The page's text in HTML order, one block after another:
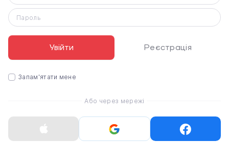
Пароль
Увійти Реєстрація
Запам'ятати мене
Або через мережі